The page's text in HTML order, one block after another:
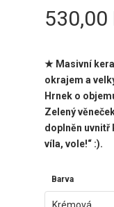
530,00
★ Masivní
okrajem a
Hrnek o
Zelený
doplněn uvnitř
víla, vole!“ :).
Barva